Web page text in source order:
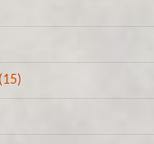
(15)